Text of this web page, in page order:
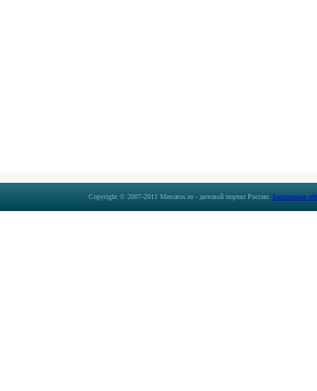
Copyright © 2007-2011 Mercatos.ru - деловой портал России. Бесплатные